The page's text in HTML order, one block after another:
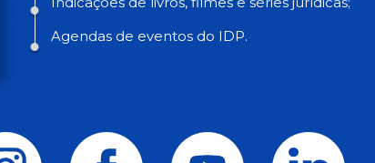
Agendas de eventos do IDP.